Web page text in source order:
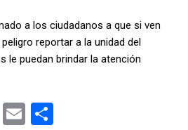
a los ciudadanos a que si ven
reportar a la unidad del
le puedan brindar la atención
T
E